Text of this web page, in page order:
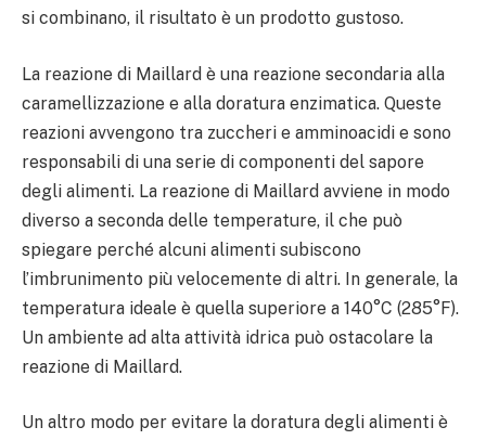
si combinano, il risultato è un prodotto gustoso.
La reazione di Maillard è una reazione secondaria alla
caramellizzazione e alla doratura enzimatica. Queste
reazioni avvengono tra zuccheri e amminoacidi e sono
responsabili di una serie di componenti del sapore
degli alimenti. La reazione di Maillard avviene in modo
diverso a seconda delle temperature, il che può
spiegare perché alcuni alimenti subiscono
l’imbrunimento più velocemente di altri. In generale, la
temperatura ideale è quella superiore a 140°C (285°F).
Un ambiente ad alta attività idrica può ostacolare la
reazione di Maillard.
Un altro modo per evitare la doratura degli alimenti è